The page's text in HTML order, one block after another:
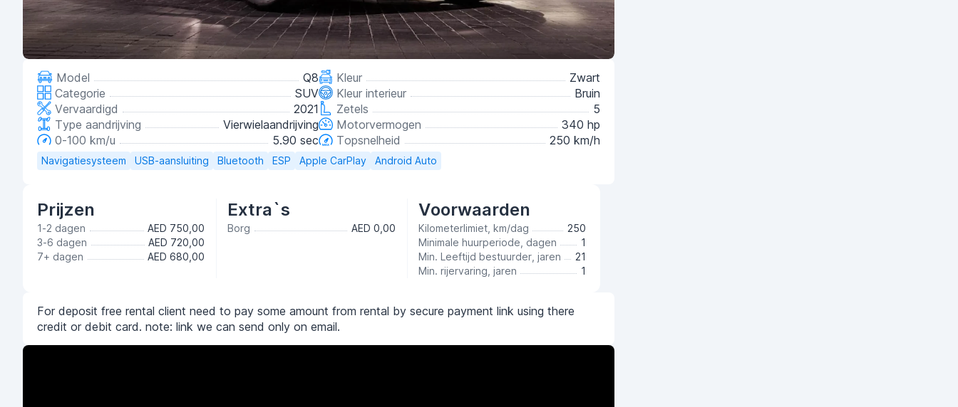
Model
Q8
Categorie
SUV
Vervaardigd
2021
Type aandrijving
Vierwielaandrijving
0-100 km/u
5.90 sec
Kleur
Zwart
Kleur interieur
Bruin
Zetels
5
Motorvermogen
340 hp
Topsnelheid
250 km/h
Navigatiesysteem USB-aansluiting Bluetooth ESP Apple CarPlay Android Auto
Prijzen
1-2 dagen
AED 750,00
3-6 dagen
AED 720,00
7+ dagen
AED 680,00
Extra`s
Borg AED 0,00
Voorwaarden
Kilometerlimiet, km/dag
250
Minimale huurperiode, dagen
1
Min. Leeftijd bestuurder, jaren
21
Min. rijervaring, jaren
1
For deposit free rental client need to pay some amount from rental by secure payment link using there
credit or debit card. note: link we can send only on email.